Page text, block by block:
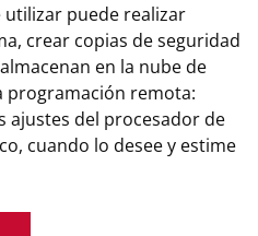
utilizar puede realizar
crear copias de seguridad
en la nube de
programación remota:
ajustes del procesador de
cuando lo desee y estime